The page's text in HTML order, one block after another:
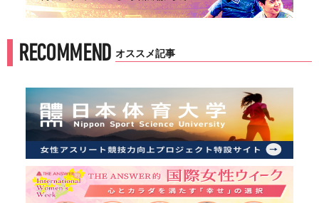
RECOMMEND オススメ記事